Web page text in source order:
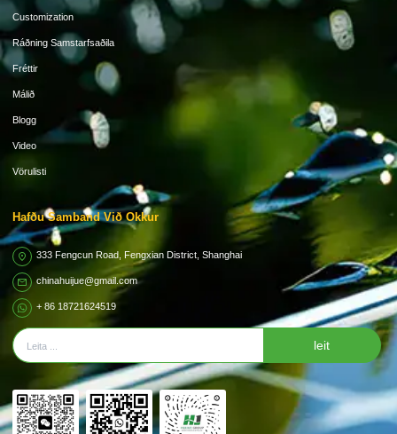
Customization
Ráðning Samstarfsaðila
Fréttir
Málið
Blogg
Video
Vörulisti
Hafðu Samband Við Okkur
333 Fengcun Road, Fengxian District, Shanghai
chinahuijue@gmail.com
+ 86 18721624519
leit